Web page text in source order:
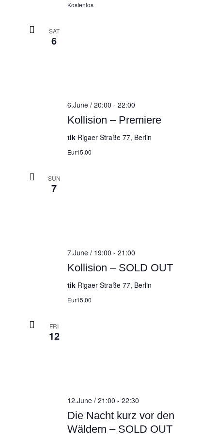
Kostenlos
SAT
6
Kollision – Premiere
6.June / 20:00 - 22:00
tik Rigaer Straße 77, Berlin
Eur15,00
SUN
7
Kollision – SOLD OUT
7.June / 19:00 - 21:00
tik Rigaer Straße 77, Berlin
Eur15,00
FRI
12
Die Nacht kurz vor den
Wäldern – SOLD OUT
12.June / 21:00 - 22:30